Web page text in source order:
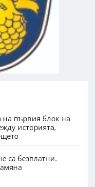
на първия блок на
историята,
са безплатни.